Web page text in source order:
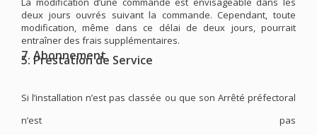
deux jours ouvrés suivant la commande. Cependant, toute
modification, même dans ce délai de deux jours, pourrait
entraîner des frais supplémentaires.
7. Abonnement
5. Prestation de Service
Si l’installation n’est pas classée ou que son Arrêté préfectoral
n’est pas